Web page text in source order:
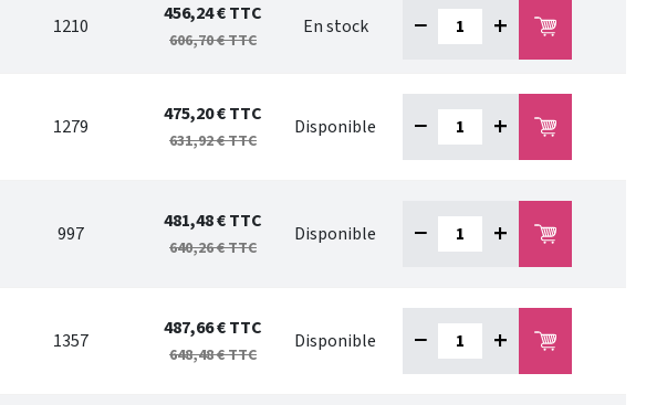
1210
456,24 €TTC
606,70 €TTC
En stock − +
1279
475,20 €TTC
631,92 €TTC
Disponible − +
997
481,48 €TTC
640,26 €TTC
Disponible − +
1357
487,66 €TTC
648,48 €TTC
Disponible − +